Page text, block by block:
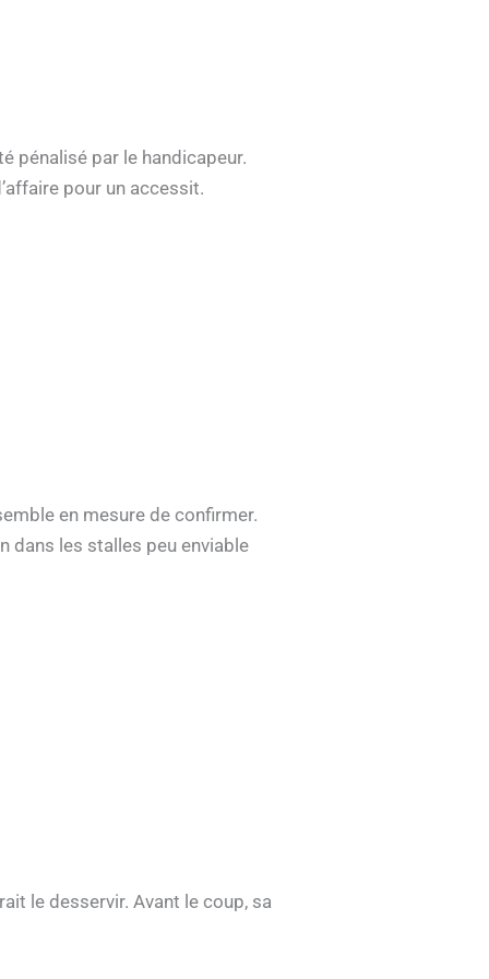
pénalisé par le handicapeur.
pour un accessit.
en mesure de confirmer.
dans les stalles peu enviable
le desservir. Avant le coup, sa